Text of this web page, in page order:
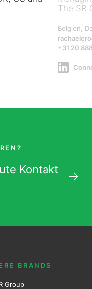
The SR
Belgien,
+31 20
Kontakt
BRANDS
Group